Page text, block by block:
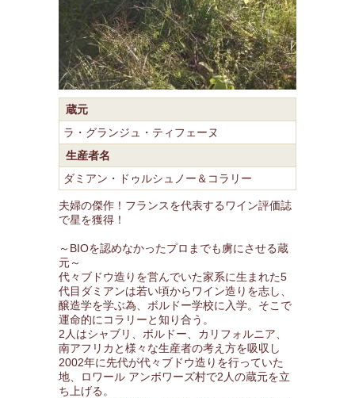
蔵元
ラ・グランジュ・ティフェーヌ
生産者名
ダミアン・ドゥルシュノー＆コラリー
夫婦の傑作！フランスを代表するワイン評価誌
で星を獲得！
～BIOを認めなかったプロまでも虜にさせる蔵
元～
代々ブドウ造りを営んでいた家系に生まれた5
代目ダミアンは若い頃からワイン造りを志し、
醸造学を学ぶ為、ボルドー学校に入学。そこで
運命的にコラリーと知り合う。
2人はシャブリ、ボルドー、カリフォルニア、
南アフリカと様々な生産者の考え方を吸収し
2002年に先代が代々ブドウ造りを行っていた
地、ロワール アンボワーズ村で2人の蔵元を立
ち上げる。